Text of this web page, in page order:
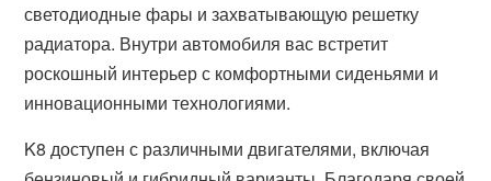
светодиодные фары и захватывающую решетку
радиатора. Внутри автомобиля вас встретит
роскошный интерьер с комфортными сиденьями и
инновационными технологиями.
K8 доступен с различными двигателями, включая